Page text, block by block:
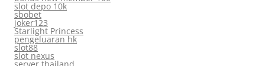
slot depo 10k
sbobet
joker123
Starlight Princess
pengeluaran hk
slot88
slot nexus